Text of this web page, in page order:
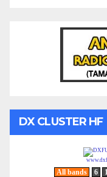
DX CLUSTER HF